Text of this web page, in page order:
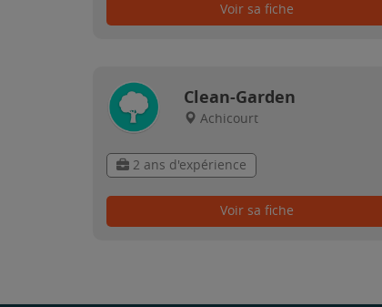
Voir sa fiche
Clean-Garden
Achicourt
2 ans d'expérience
Voir sa fiche